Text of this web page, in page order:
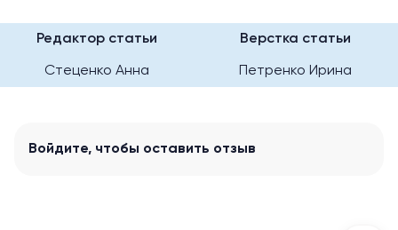
Редактор статьи Верстка статьи
Стеценко Анна Петренко Ирина
Войдите, чтобы оставить отзыв